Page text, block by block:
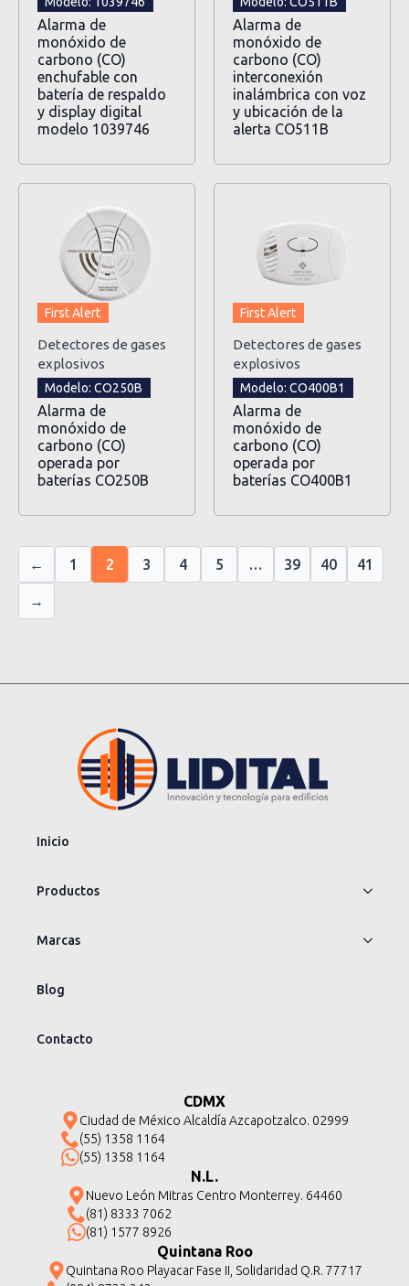
Alarma de
monóxido de
carbono (CO)
enchufable con
batería de respaldo
y display digital
modelo 1039746
Alarma de
monóxido de
carbono (CO)
interconexión
inalámbrica con voz
y ubicación de la
alerta CO511B
First Alert
Detectores de gases
explosivos
Modelo: CO250B
Alarma de
monóxido de
carbono (CO)
operada por
baterías CO250B
First Alert
Detectores de gases
explosivos
Modelo: CO400B1
Alarma de
monóxido de
carbono (CO)
operada por
baterías CO400B1
← 1 2 3 4 5 … 39 40 41
→
Inicio
Productos
Marcas
Blog
Contacto
CDMX
Ciudad de México Alcaldía Azcapotzalco. 02999
(55) 1358 1164
(55) 1358 1164
N.L.
Nuevo León Mitras Centro Monterrey. 64460
(81) 8333 7062
(81) 1577 8926
Quintana Roo
Quintana Roo Playacar Fase II, Solidaridad Q.R. 77717